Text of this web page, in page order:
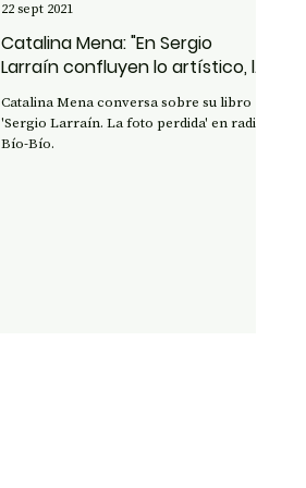
Catalina Mena: "En Sergio
Larraín confluyen lo artístico, lo
espiritual y lo psicológico"
Catalina Mena conversa sobre su libro
'Sergio Larraín. La foto perdida' en radio
Bío-Bío.
22 sept 2021